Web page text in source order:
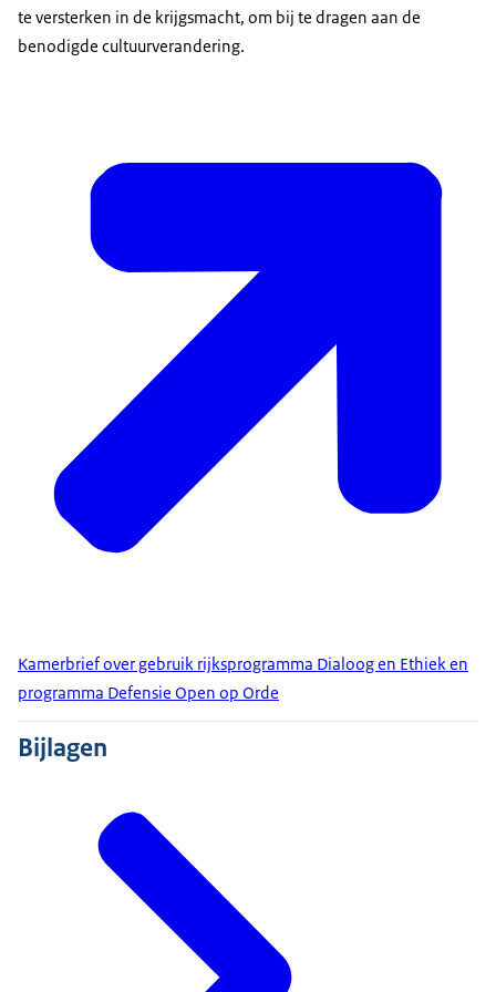
te versterken in de krijgsmacht, om bij te dragen aan de
benodigde cultuurverandering.
Kamerbrief over gebruik rijksprogramma Dialoog en Ethiek en
programma Defensie Open op Orde
Bijlagen